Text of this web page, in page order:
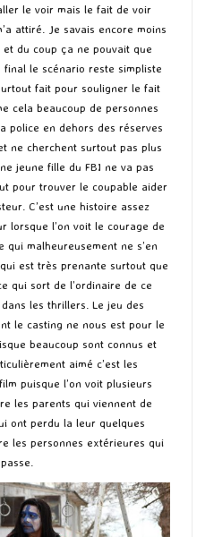
le voir mais le fait de voir
attiré. Je savais encore moins
du coup ça ne pouvait que
final le scénario reste simpliste
fait pour souligner le fait
cela beaucoup de personnes
police en dehors des réserves
ne cherchent surtout pas plus
jeune fille du FBI ne va pas
pour trouver le coupable aider
C’est une histoire assez
lorsque l’on voit le courage de
malheureusement ne s’en
est très prenante surtout que
qui sort de l’ordinaire de ce
les thrillers. Le jeu des
le casting ne nous est pour le
beaucoup sont connus et
aimé c’est les
puisque l’on voit plusieurs
les parents qui viennent de
ont perdu la leur quelques
les personnes extérieures qui